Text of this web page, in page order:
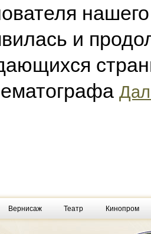
и
Вернисаж Театр Кинопром